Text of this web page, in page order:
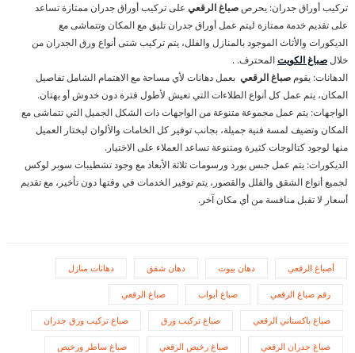
تركيب أوراق جدران: يحرصصباغ الرقعي على تركيب أوراق جدران ممتازة تساعد
على تقديم خدمة ممتازة ليتم عمل أوراق جدران تليق مع المكان وتتماشى مع
الديكورات والأثاث الموجود بالمنازل والفلل، يتم تركيب شتى أنواع ورق الجدران من
خلالصباغ الكويتالمحترف. .
الدهانات: يقوم صباغ الرقعي بعمل دهانات لأي مساحة مع الاهتمام الشامل تفاصيل
المكان، يتم عمل كل أنواع الطلاءات التي تعيش لأطول فترة دون خدوش أو بهتان.
الواجهات: يتم عمل مجموعة متنوعة من الواجهات ذات الشكل الجميل التي تتماشى مع
المكان وتضيف لمسة فنية جميلة، بجانب توفير كل الخامات والألوان ليختار العميل
منها لوجود كتالوجات كثيرة ومتنوعة تساعد العملاء على الاختيار.
الديكورات: يتم عمل جبس بورد ورسومات ثلاثة الأبعاد مع وجود تشطيبات سوبر لوكس
لجميع أنواع الشقق والفلل والقصور، يتم توفير الخدمات في وقتها دون تأخير، مع تقديم
أسعار لا تقبل منافسة من أي مكان آخر.
أصباغ الرقعي دهان بيوت دهان شقق دهانات منازل
رقم صباغ الرقعي صباغ أبواب صباغ الرقعي
صباغ باكستاني الرقعي صباغ تركيب ورق صباغ تركيب ورق جدران
صباغ جدران الرقعي صباغ رخيص الرقعي صباغ ساطر ورخيص